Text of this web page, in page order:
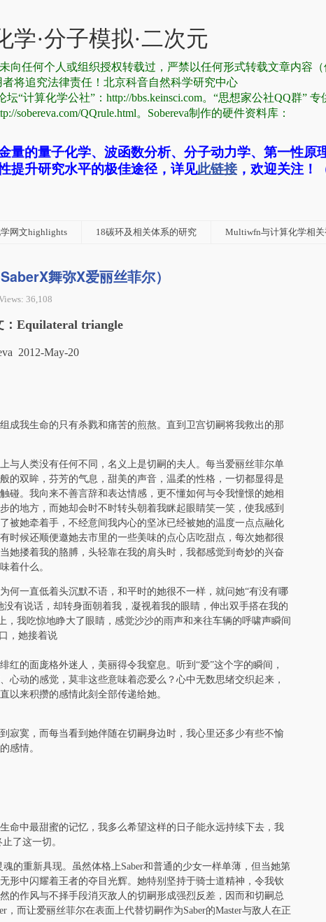
·分子模拟·二次元
向任何个人或组织授权转载过，严禁以任何形式转载文章内容（
将追究法律责任！北京科音自然科学研究中心
“计算化学公社”：http://bbs.keinsci.com。“思想家公社QQ群” 专
QQrule.html。Sobereva制作的硬件资料库：
量的量子化学、波函数分析、分子动力学、第一性原
提升研究水平的极佳途径，详见此链接，欢迎关注！
网文highlights 18碳环及相关体系的研究 Multiwfn与计算化学相关
舞弥X爱丽丝菲尔）
36,108
：Equilateral triangle
2012-May-20
成我生命的只有杀戮和痛苦的煎熬。直到卫宫切嗣将我救出的那
与人类没有任何不同，名义上是切嗣的夫人。每当爱丽丝菲尔单
的双眸，芬芳的气息，甜美的声音，温柔的性格，一切都显得是
碰。我向来不善言辞和表达情感，更不懂如何与令我憧憬的她相
的地方，而她却会时不时转头朝着我眯起眼睛笑一笑，使我感到
被她牵着手，不经意间我内心的坚冰已经被她的温度一点点融化
时候还顺便邀她去市里的一些美味的点心店吃甜点，每次她都很
她搂着我的胳膊，头轻靠在我的肩头时，我都感觉到奇妙的兴奋
着什么。
何一直低着头沉默不语，和平时的她很不一样，就问她“有没有哪
有说话，却转身面朝着我，凝视着我的眼睛，伸出双手搭在我的
我吃惊地睁大了眼睛，感觉沙沙的雨声和来往车辆的呼啸声瞬间
，她接着说
的面庞格外迷人，美丽得令我窒息。听到“爱”这个字的瞬间，
动的感觉，莫非这些意味着恋爱么？心中无数思绪交织起来，
以来积攒的感情此刻全部传递给她。
寂寞，而每当看到她伴随在切嗣身边时，我心里还多少有些不愉
感情。
命中最甜蜜的记忆，我多么希望这样的日子能永远持续下去，我
了这一切。
的重新具现。虽然体格上Saber和普通的少女一样单薄，但当她第
形中闪耀着王者的夺目光辉。她特别坚持于骑士道精神，令我钦
的作风与不择手段消灭敌人的切嗣形成强烈反差，因而和切嗣总
而让爱丽丝菲尔在表面上代替切嗣作为Saber的Master与敌人在正